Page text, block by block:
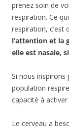
prenez soin de
respiration. Ce
respiration, c’est
l’attention et la
elle est nasale,
Si nous inspirons
population
capacité à activer
Le cerveau a